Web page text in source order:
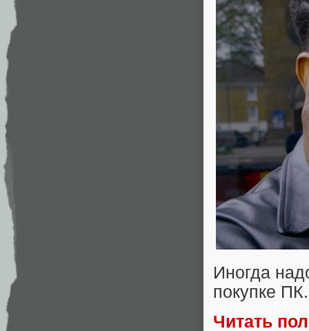
Иногда
покупке ПК.
Читать